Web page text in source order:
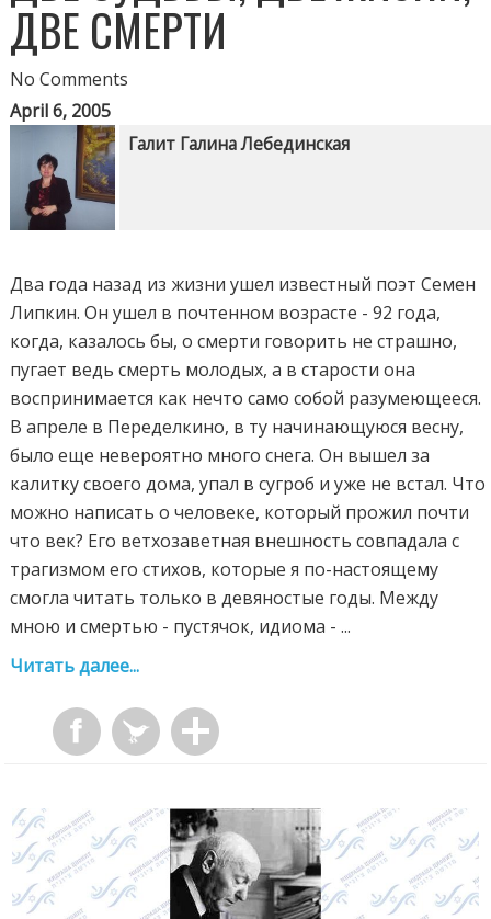
ДВЕ СМЕРТИ
No Comments
April 6, 2005
Галит Галина Лебединская
Два года назад из жизни ушел известный поэт Семен
Липкин. Он ушел в почтенном возрасте - 92 года,
когда, казалось бы, о смерти говорить не страшно,
пугает ведь смерть молодых, а в старости она
воспринимается как нечто само собой разумеющееся.
В апреле в Переделкино, в ту начинающуюся весну,
было еще невероятно много снега. Он вышел за
калитку своего дома, упал в сугроб и уже не встал. Что
можно написать о человеке, который прожил почти
что век? Его ветхозаветная внешность совпадала с
трагизмом его стихов, которые я по-настоящему
смогла читать только в девяностые годы. Между
мною и смертью - пустячок, идиома - ...
Читать далее...